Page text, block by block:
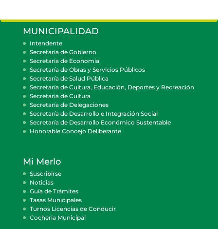
MUNICIPALIDAD
Intendente
Secretaría de Gobierno
Secretaría de Economía
Secretaría de Obras y Servicios Públicos
Secretaría de Salud Pública
Secretaría de Cultura, Educación, Deportes y Recreación
Secretaría de Cultura
Secretaría de Delegaciones
Secretaría de Desarrollo e Integración Social
Secretaría de Desarrollo Económico Sustentable
Honorable Concejo Deliberante
Mi Merlo
Suscribirse
Noticias
Guía de Trámites
Tasas Municipales
Turnos Licencias de Conducir
Cocheria Municipal